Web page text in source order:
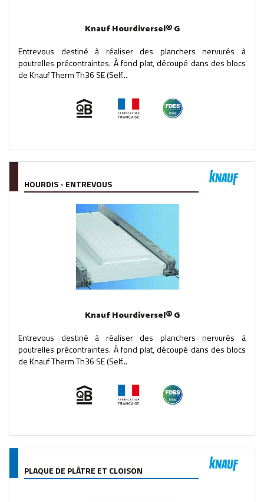
Knauf Hourdiversel® G
Entrevous destiné à réaliser des planchers nervurés à
poutrelles précontraintes. À fond plat, découpé dans des blocs
de Knauf Therm Th36 SE (Self...
HOURDIS - ENTREVOUS
Knauf Hourdiversel® G
Entrevous destiné à réaliser des planchers nervurés à
poutrelles précontraintes. À fond plat, découpé dans des blocs
de Knauf Therm Th36 SE (Self...
PLAQUE DE PLÂTRE ET CLOISON